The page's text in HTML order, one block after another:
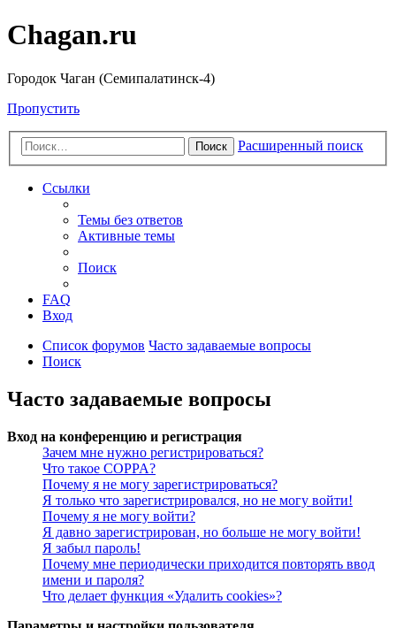
Chagan.ru
Городок Чаган (Семипалатинск-4)
Пропустить
Поиск Расширенный поиск
Ссылки
Темы без ответов
Активные темы
Поиск
FAQ
Вход
Список форумов Часто задаваемые вопросы
Поиск
Часто задаваемые вопросы
Вход на конференцию и регистрация
Зачем мне нужно регистрироваться?
Что такое COPPA?
Почему я не могу зарегистрироваться?
Я только что зарегистрировался, но не могу войти!
Почему я не могу войти?
Я давно зарегистрирован, но больше не могу войти!
Я забыл пароль!
Почему мне периодически приходится повторять ввод
имени и пароля?
Что делает функция «Удалить cookies»?